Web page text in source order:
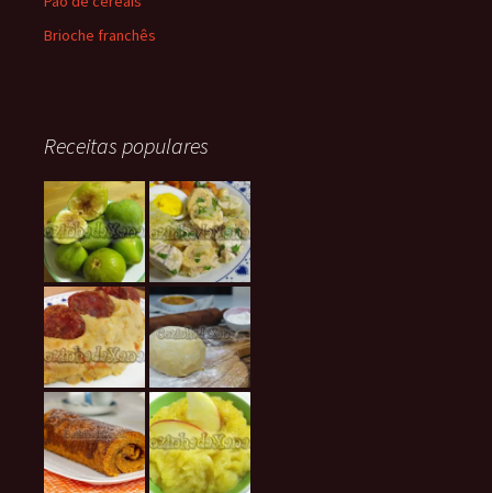
Brioche franchês
Receitas populares